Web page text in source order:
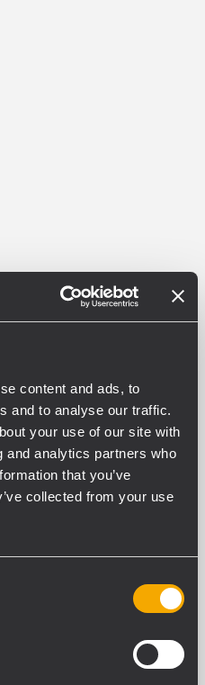
content and ads, to
and to analyse our traffic.
your use of our site with
and analytics partners who
that you’ve
collected from your use